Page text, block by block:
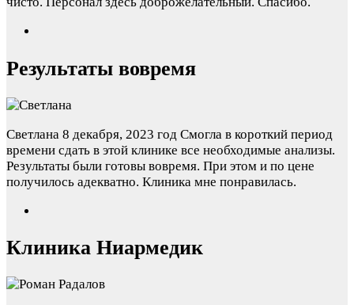
Результаты вовремя
Светлана 8 декабря, 2023 год Смогла в короткий период
времени сдать в этой клинике все необходимые анализы.
Результаты были готовы вовремя. При этом и по цене
получилось адекватно. Клиника мне понравилась.
Клиника Ниармедик